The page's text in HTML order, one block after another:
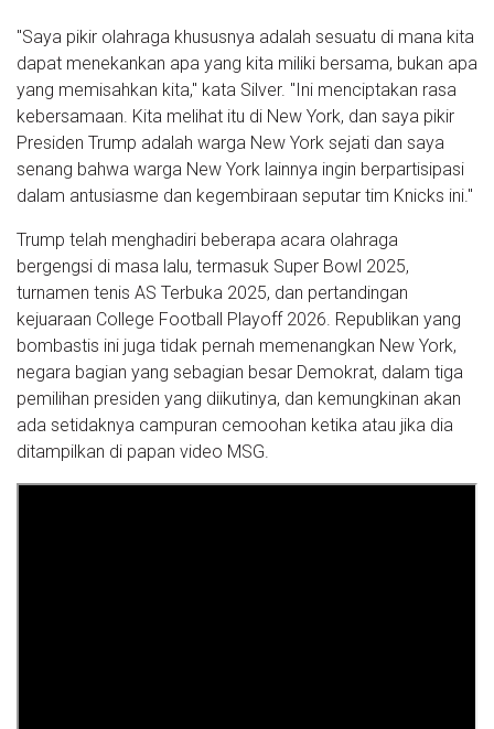
"Saya pikir olahraga khususnya adalah sesuatu di mana kita
dapat menekankan apa yang kita miliki bersama, bukan apa
yang memisahkan kita," kata Silver. "Ini menciptakan rasa
kebersamaan. Kita melihat itu di New York, dan saya pikir
Presiden Trump adalah warga New York sejati dan saya
senang bahwa warga New York lainnya ingin berpartisipasi
dalam antusiasme dan kegembiraan seputar tim Knicks ini."
Trump telah menghadiri beberapa acara olahraga
bergengsi di masa lalu, termasuk Super Bowl 2025,
turnamen tenis AS Terbuka 2025, dan pertandingan
kejuaraan College Football Playoff 2026. Republikan yang
bombastis ini juga tidak pernah memenangkan New York,
negara bagian yang sebagian besar Demokrat, dalam tiga
pemilihan presiden yang diikutinya, dan kemungkinan akan
ada setidaknya campuran cemoohan ketika atau jika dia
ditampilkan di papan video MSG.